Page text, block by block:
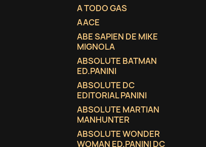
A TODO GAS
AACE
ABE SAPIEN DE MIKE
MIGNOLA
ABSOLUTE BATMAN
ED.PANINI
ABSOLUTE DC
EDITORIAL PANINI
ABSOLUTE MARTIAN
MANHUNTER
ABSOLUTE WONDER
WOMAN ED.PANINI DC